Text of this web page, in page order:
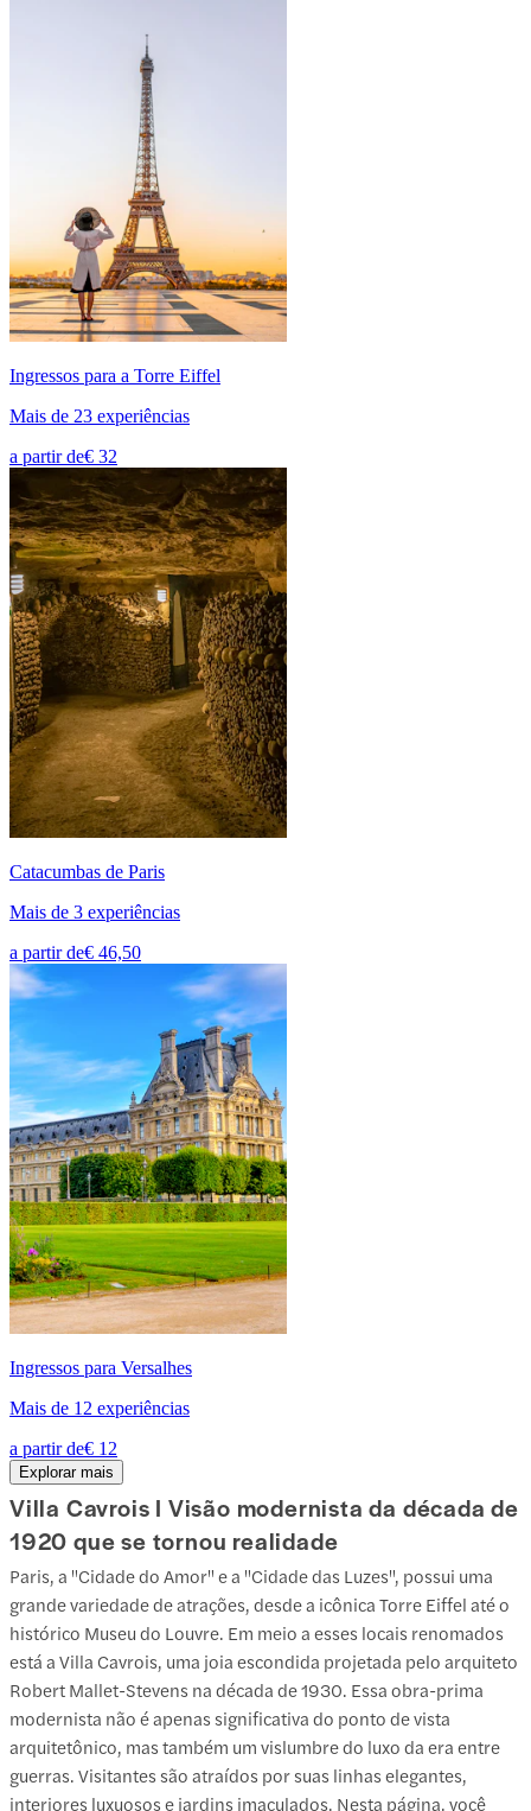
Ingressos para a Torre Eiffel
Mais de 23 experiências
a partir de€ 32
Catacumbas de Paris
Mais de 3 experiências
a partir de€ 46,50
Ingressos para Versalhes
Mais de 12 experiências
a partir de€ 12
Explorar mais
Villa Cavrois I Visão modernista da década de
1920 que se tornou realidade
Paris, a "Cidade do Amor" e a "Cidade das Luzes", possui uma
grande variedade de atrações, desde a icônica Torre Eiffel até o
histórico Museu do Louvre. Em meio a esses locais renomados
está a Villa Cavrois, uma joia escondida projetada pelo arquiteto
Robert Mallet-Stevens na década de 1930. Essa obra-prima
modernista não é apenas significativa do ponto de vista
arquitetônico, mas também um vislumbre do luxo da era entre
guerras. Visitantes são atraídos por suas linhas elegantes,
interiores luxuosos e jardins imaculados. Nesta página, você